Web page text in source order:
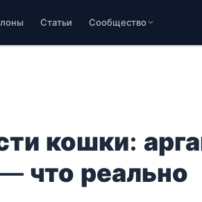
Статьи Сообщество
кошки:
что реально